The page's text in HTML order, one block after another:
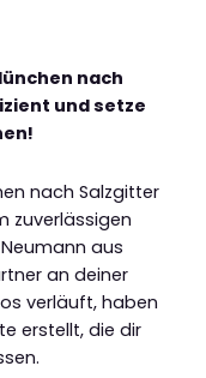
nach
und setze
nach Salzgitter
zuverlässigen
aus
an deiner
verläuft, haben
erstellt, die dir